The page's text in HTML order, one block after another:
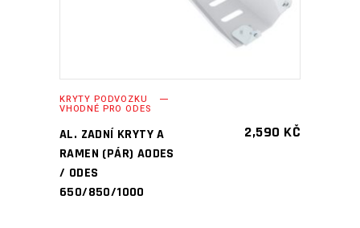
KRYTY PODVOZKU
VHODNÉ PRO ODES
AL. ZADNÍ KRYTY A
RAMEN (PÁR) AODES
/ ODES
650/850/1000
2,590 KČ